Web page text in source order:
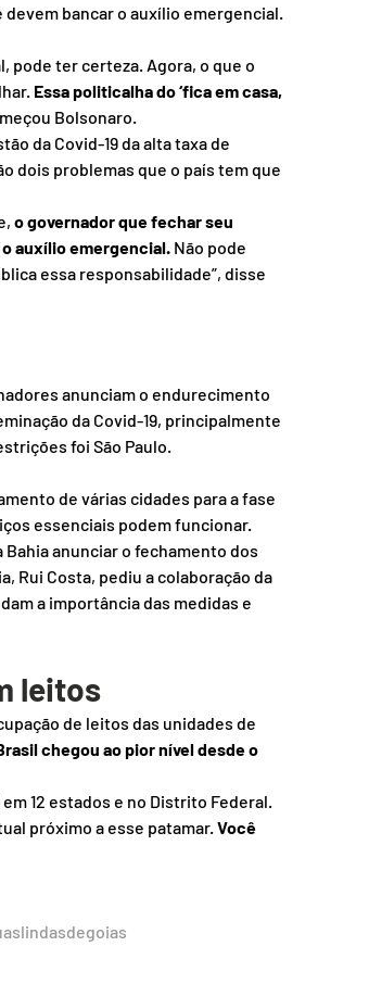
bancar o auxílio emergencial.
pode ter certeza. Agora, o que o
Essa politicalha do ‘fica em casa,
Bolsonaro.
da Covid-19 da alta taxa de
dois problemas que o país tem que
o governador que fechar seu
auxílio emergencial. Não pode
essa responsabilidade”, disse
anunciam o endurecimento
da Covid-19, principalmente
foi São Paulo.
de várias cidades para a fase
essenciais podem funcionar.
anunciar o fechamento dos
Rui Costa, pediu a colaboração da
a importância das medidas e
leitos
de leitos das unidades de
chegou ao pior nível desde o
12 estados e no Distrito Federal.
próximo a esse patamar. Você